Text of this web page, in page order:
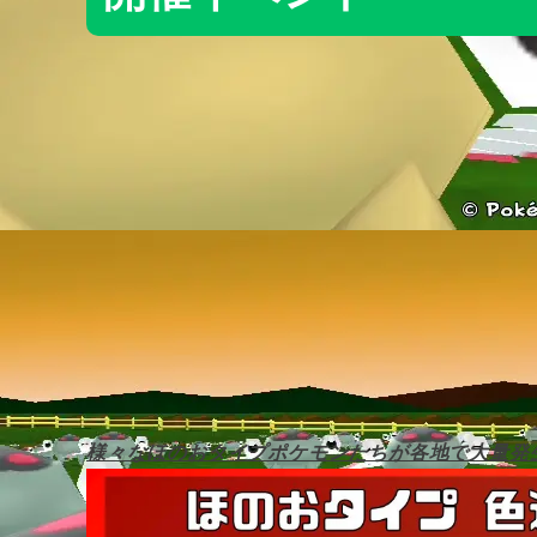
様々なほのおタイプポケモンたちが各地で大量発